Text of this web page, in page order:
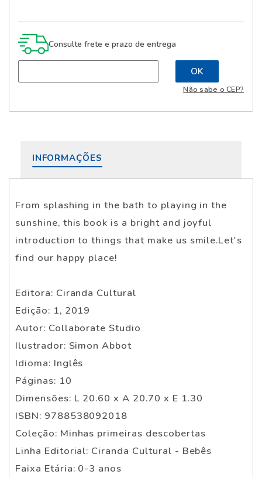
Consulte frete e prazo de entrega
Não sabe o CEP?
INFORMAÇÕES
From splashing in the bath to playing in the
sunshine, this book is a bright and joyful
introduction to things that make us smile.Let's
find our happy place!
Editora: Ciranda Cultural
Edição: 1, 2019
Autor: Collaborate Studio
Ilustrador: Simon Abbot
Idioma: Inglês
Páginas: 10
Dimensões: L 20.60 x A 20.70 x E 1.30
ISBN: 9788538092018
Coleção: Minhas primeiras descobertas
Linha Editorial: Ciranda Cultural - Bebês
Faixa Etária: 0-3 anos